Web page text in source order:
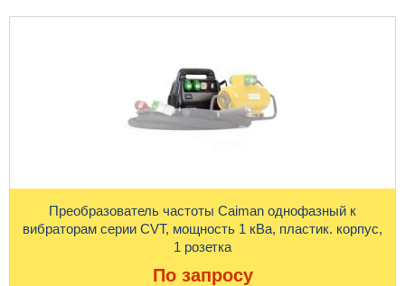
Преобразователь частоты Caiman однофазный к
вибраторам серии CVT, мощность 1 кВа, пластик. корпус,
1 розетка
По запросу